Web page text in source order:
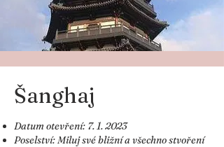
Šanghaj
Datum otevření: 7. 1. 2023
Poselství: Miluj své bližní a všechno stvoření